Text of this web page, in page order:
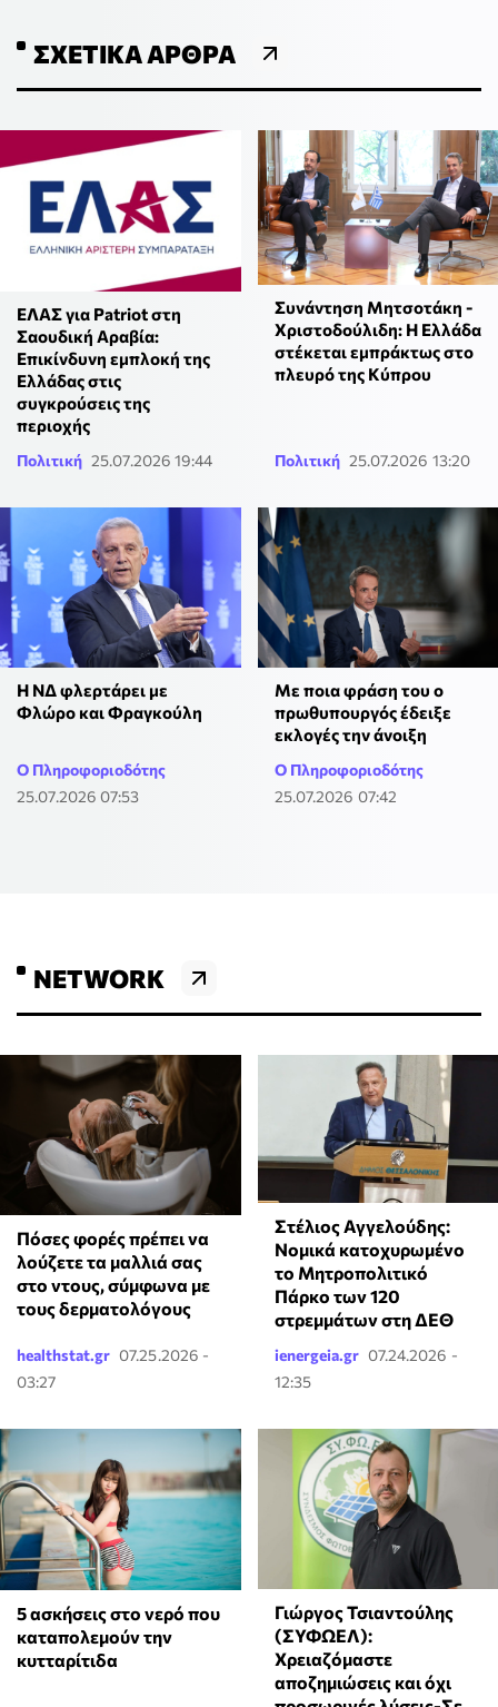
ΣΧΕΤΙΚΆ ΆΡΘΡΑ
ΕΛΑΣ για Patriot στη
Σαουδική Αραβία:
Επικίνδυνη εμπλοκή της
Ελλάδας στις
συγκρούσεις της
περιοχής
Πολιτική 25.07.2026 19:44
Συνάντηση Μητσοτάκη -
Χριστοδούλιδη: Η Ελλάδα
στέκεται εμπράκτως στο
πλευρό της Κύπρου
Πολιτική 25.07.2026 13:20
Η ΝΔ φλερτάρει με
Φλώρο και Φραγκούλη
Ο Πληροφοριοδότης
25.07.2026 07:53
Με ποια φράση του ο
πρωθυπουργός έδειξε
εκλογές την άνοιξη
Ο Πληροφοριοδότης
25.07.2026 07:42
NETWORK
Πόσες φορές πρέπει να
λούζετε τα μαλλιά σας
στο ντους, σύμφωνα με
τους δερματολόγους
healthstat.gr 07.25.2026 -
03:27
Στέλιος Αγγελούδης:
Νομικά κατοχυρωμένο
το Μητροπολιτικό
Πάρκο των 120
στρεμμάτων στη ΔΕΘ
ienergeia.gr 07.24.2026 -
12:35
5 ασκήσεις στο νερό που
καταπολεμούν την
κυτταρίτιδα
Γιώργος Τσιαντούλης
(ΣΥΦΩΕΛ):
Χρειαζόμαστε
αποζημιώσεις και όχι